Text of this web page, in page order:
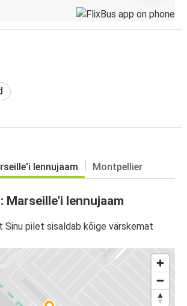
lennujaam Montpellier
Marseille'i lennujaam
Sinu pilet sisaldab kõige värskemat